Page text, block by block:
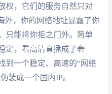
权，它们的服务自然只对
外，你的网络地址暴露了你
只能将你拒之门外。简单
定，看高清直播成了奢
到一个稳定、高速的“网络
装成一个国内IP。